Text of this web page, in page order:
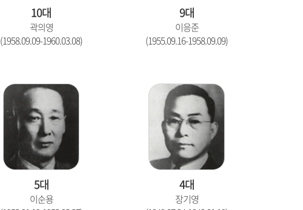
10대
곽의영
(1958.09.09-1960.03.08)
9대
이응준
(1955.09.16-1958.09.09)
5대
이순용
4대
장기영